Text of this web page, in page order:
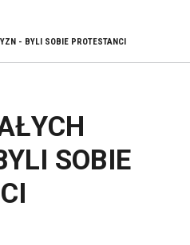
- BYLI SOBIE PROTESTANCI
SOBIE